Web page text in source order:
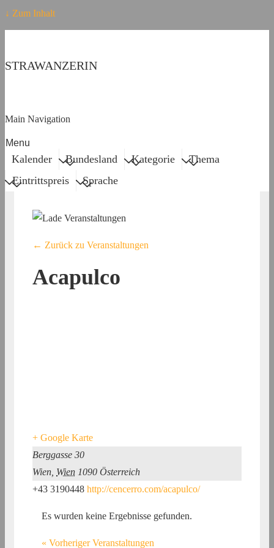
↓ Zum Inhalt
STRAWANZERIN
Main Navigation
Menu
Kalender Bundesland Kategorie
Thema
Eintrittspreis
Sprache
← Zurück zu Veranstaltungen
Acapulco
+ Google Karte
Berggasse 30
Wien Wien 1090 Österreich
+43 3190448 http://cencerro.com/acapulco/
Es wurden keine Ergebnisse gefunden.
« Vorheriger Veranstaltungen